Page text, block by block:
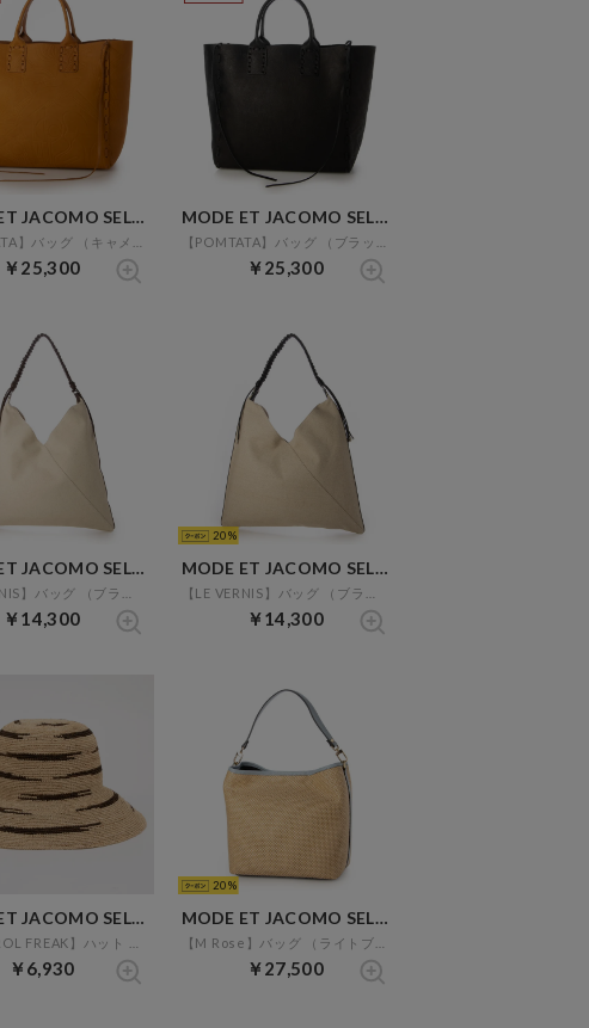
MODE ET JACOMO SELECT
￥25,300
MODE ET JACOMO SELECT
￥25,300
MODE ET JACOMO SELECT
￥14,300
20
MODE ET JACOMO SELECT
￥14,300
MODE ET JACOMO SELECT
￥6,930
20
MODE ET JACOMO SELECT
￥27,500